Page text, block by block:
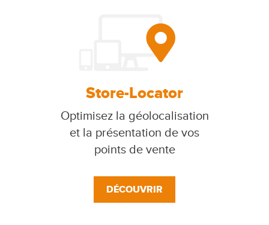
Store-Locator
Optimisez la géolocalisation
et la présentation de vos
points de vente
DÉCOUVRIR